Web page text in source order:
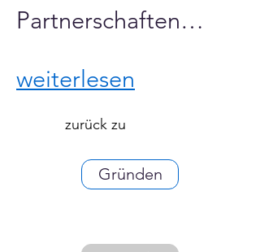
Partnerschaften…
weiterlesen
zurück zu
Gründen